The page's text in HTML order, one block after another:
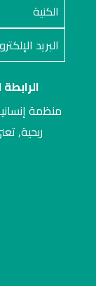
منظمة
ربحية,